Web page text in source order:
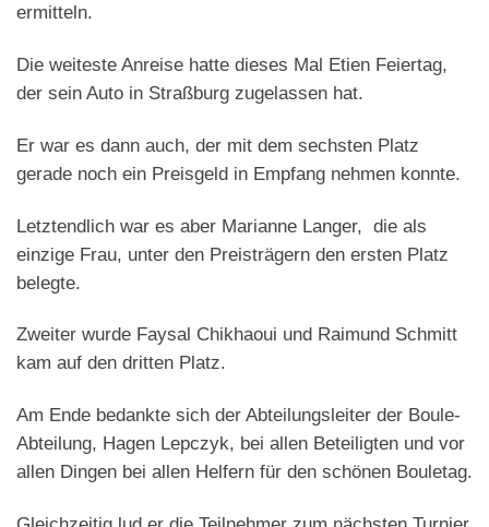
ermitteln.
Die weiteste Anreise hatte dieses Mal Etien Feiertag,
der sein Auto in Straßburg zugelassen hat.
Er war es dann auch, der mit dem sechsten Platz
gerade noch ein Preisgeld in Empfang nehmen konnte.
Letztendlich war es aber Marianne Langer, die als
einzige Frau, unter den Preisträgern den ersten Platz
belegte.
Zweiter wurde Faysal Chikhaoui und Raimund Schmitt
kam auf den dritten Platz.
Am Ende bedankte sich der Abteilungsleiter der Boule-
Abteilung, Hagen Lepczyk, bei allen Beteiligten und vor
allen Dingen bei allen Helfern für den schönen Bouletag.